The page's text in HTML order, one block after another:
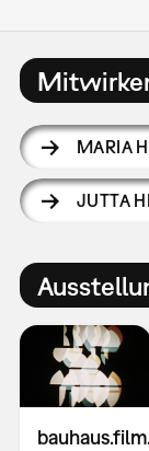
MARIA
JUTTA